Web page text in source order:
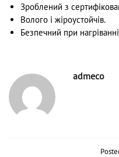
Зроблений з
Волого і жіроустойчів.
Безпечний при
admeco